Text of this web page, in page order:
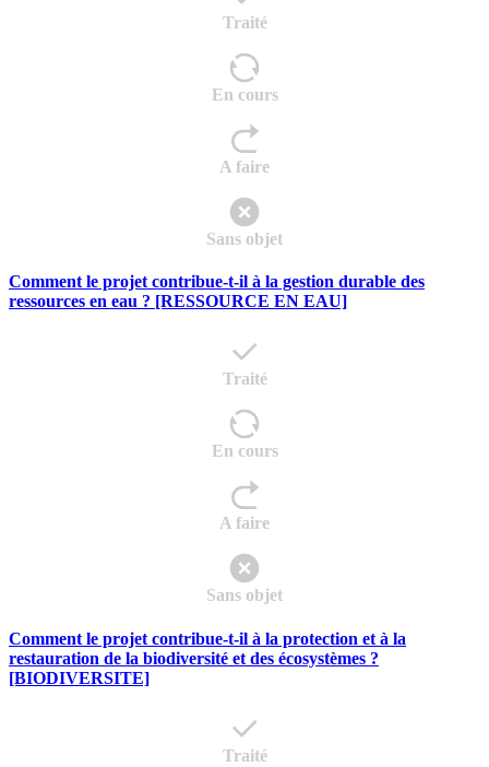
Traité
En cours
A faire
Sans objet
Comment le projet contribue-t-il à la gestion durable des
ressources en eau ? [RESSOURCE EN EAU]
Traité
En cours
A faire
Sans objet
Comment le projet contribue-t-il à la protection et à la
restauration de la biodiversité et des écosystèmes ?
[BIODIVERSITE]
Traité